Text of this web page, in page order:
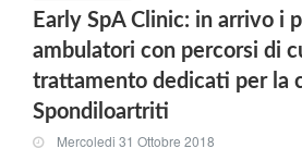
Early SpA Clinic: in arrivo i
ambulatori con percorsi di
trattamento dedicati per la
Spondiloartriti
Mercoledi 31 Ottobre 2018